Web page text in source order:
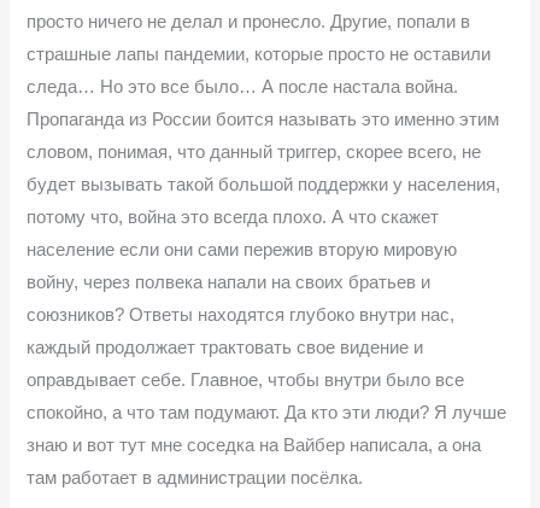
просто ничего не делал и пронесло. Другие, попали в
страшные лапы пандемии, которые просто не оставили
следа… Но это все было… А после настала война.
Пропаганда из России боится называть это именно этим
словом, понимая, что данный триггер, скорее всего, не
будет вызывать такой большой поддержки у населения,
потому что, война это всегда плохо. А что скажет
население если они сами пережив вторую мировую
войну, через полвека напали на своих братьев и
союзников? Ответы находятся глубоко внутри нас,
каждый продолжает трактовать свое видение и
оправдывает себе. Главное, чтобы внутри было все
спокойно, а что там подумают. Да кто эти люди? Я лучше
знаю и вот тут мне соседка на Вайбер написала, а она
там работает в администрации посёлка.